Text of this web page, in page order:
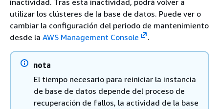
inactividad. Tras esta inactividad, podrá volver a
utilizar los clústeres de la base de datos. Puede ver o
cambiar la configuración del periodo de mantenimiento
desde la AWS Management Console .
nota
El tiempo necesario para reiniciar la instancia
de base de datos depende del proceso de
recuperación de fallos, la actividad de la base